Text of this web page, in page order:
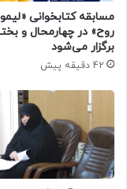
مسابقه کتابخوانی
روح» در چهارمحال و
برگزار می‌شود
42 دقیقه پیش